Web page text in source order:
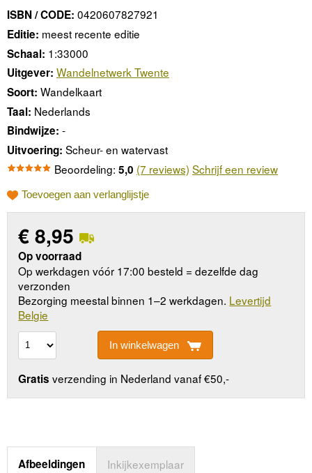
ISBN / CODE: 0420607827921
Editie: meest recente editie
Schaal: 1:33000
Uitgever: Wandelnetwerk Twente
Soort: Wandelkaart
Taal: Nederlands
Bindwijze: -
Uitvoering: Scheur- en watervast
Beoordeling: 5,0 (7 reviews) Schrijf een review
Toevoegen aan verlanglijstje
€8,95
Op voorraad
Op werkdagen vóór 17:00 besteld = dezelfde dag
verzonden
Bezorging meestal binnen 1–2 werkdagen. Levertijd
Belgie
In winkelwagen
Gratis verzending in Nederland vanaf €50,-
Afbeeldingen Inkijkexemplaar